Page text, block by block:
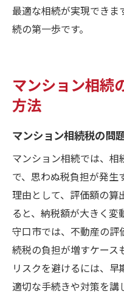
最適な相続が実現できま
続の第一歩です。
マンション相続
方法
マンション相続税の問
マンション相続では、
で、思わぬ税負担が発生
理由として、評価額の算
ると、納税額が大きく変
守口市では、不動産の評
続税の負担が増すケース
リスクを避けるには、早
適切な手続きや対策を講